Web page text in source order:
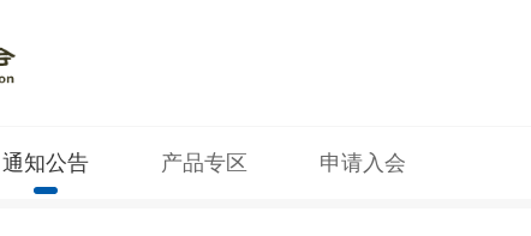
通知公告 产品专区 申请入会